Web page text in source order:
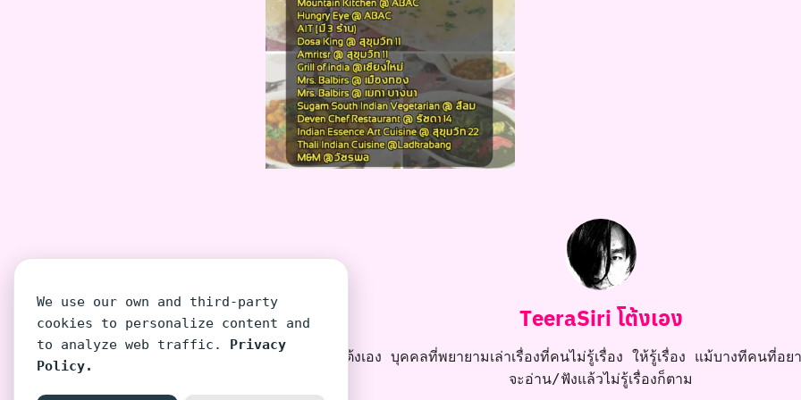
TeeraSiri โต้งเอง
โต้งเอง บุคคลที่พยายามเล่าเรื่องที่คนไม่รู้เรื่อง ให้รู้เรื่อง แม้บางทีคนที่อย
จะอ่าน/ฟังแล้วไม่รู้เรื่องก็ตาม
We use our own and third-party
cookies to personalize content and
to analyze web traffic. Privacy
Policy.